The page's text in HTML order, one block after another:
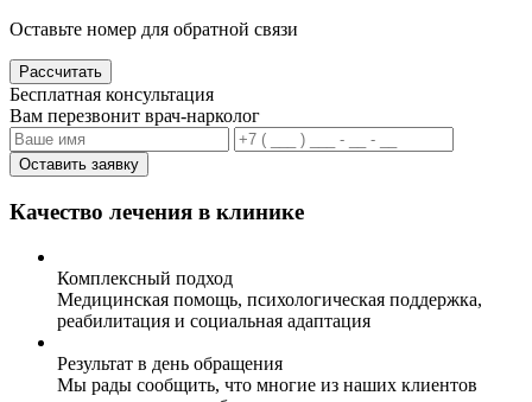
Оставьте номер для обратной связи
Рассчитать
Бесплатная консультация
Вам перезвонит врач-нарколог
Оставить заявку
Качество лечения в клинике
Комплексный подход
Медицинская помощь, психологическая поддержка,
реабилитация и социальная адаптация
Результат в день обращения
Мы рады сообщить, что многие из наших клиентов